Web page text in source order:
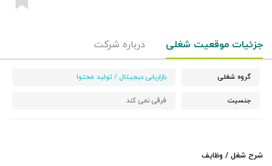
جزئیات موقعیت شغلی درباره شرکت
گروه شغلی بازاریابی دیجیتال / تولید محتوا
جنسیت فرقی نمی کند
شرح شغل / وظایف